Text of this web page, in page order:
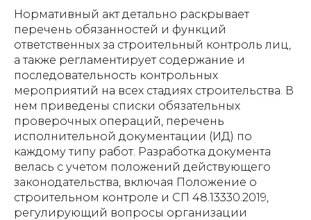
Нормативный акт детально раскрывает
перечень обязанностей и функций
ответственных за строительный контроль лиц,
а также регламентирует содержание и
последовательность контрольных
мероприятий на всех стадиях строительства. В
нем приведены списки обязательных
проверочных операций, перечень
исполнительной документации (ИД) по
каждому типу работ. Разработка документа
велась с учетом положений действующего
законодательства, включая Положение о
строительном контроле и СП 48.13330.2019,
регулирующий вопросы организации